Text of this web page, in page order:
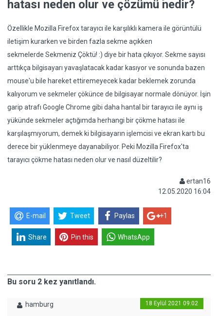
hatası neden olur ve çözümü nedir?
Özellikle Mozilla Firefox tarayıcı ile karşılıklı kamera ile görüntülü
iletişim kurarken ve birden fazla sekme açıkken
sekmelerde Sekmeniz Çöktü! :) diye bir hata çıkıyor. Sekme sayısı
arttıkça bilgisayarı yavaşlatacak kadar kasıyor ve sonunda bazen
mouse'u bile hareket ettiremeyecek kadar beklemek zorunda
kalıyorum ve sekmeler çökünce de bilgisayar normale dönüyor. İşin
garip atrafı Google Chrome gibi daha hantal bir tarayıcı ile aynı iş
yükünde sekmeler açtığımda herhangi bir çökme hatası ile
karşılaşmıyorum, demek ki bilgisayarın işlemcisi ve ekran kartı bu
derece bir yüklenmeye dayanabiliyor. Peki Mozilla Firefox'ta
tarayıcı çökme hatası neden olur ve nasıl düzeltilir?
ertan16
12.05.2020 16:04
E-mail Tweet Paylas +1
Share Pin this WhatsApp
Bu soru 2 kez yanıtlandı.
hamburg 18 Eylül 2021 09:02